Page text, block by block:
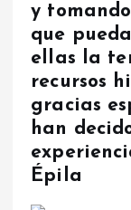
y
que
ellas la
recursos
gracias
han
Épila